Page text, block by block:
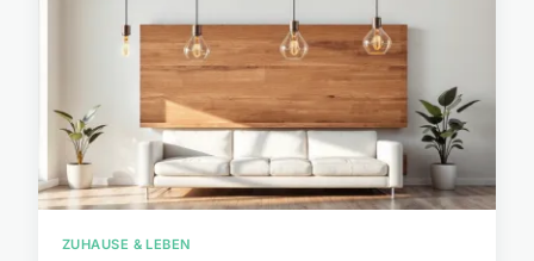
ZUHAUSE & LEBEN